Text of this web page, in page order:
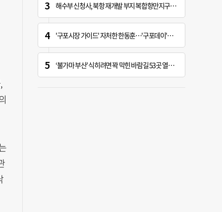
해수부 신청사, 북항 재개발 부지 복합항만지구 확정
'구포시장 가이드' 자처한 한동훈…'구포데이'로 북구 알리기 총력
‘불가마 부산’ 식히려면 꽉 막힌 바람길 53곳 열어라